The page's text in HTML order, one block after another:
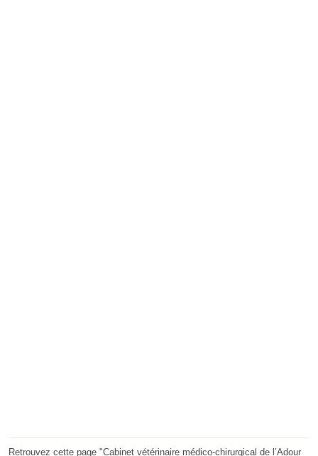
Retrouvez cette page "Cabinet vétérinaire médico-chirurgical de l’Adour